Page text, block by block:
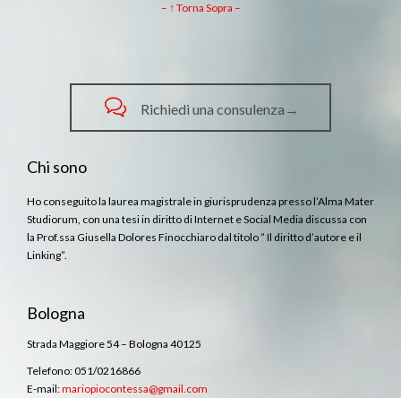
– ↑ Torna Sopra –
 Richiedi una consulenza→
Chi sono
Ho conseguito la laurea magistrale in giurisprudenza presso l’Alma Mater
Studiorum, con una tesi in diritto di Internet e Social Media discussa con
la Prof.ssa Giusella Dolores Finocchiaro dal titolo ” Il diritto d’autore e il
Linking”.
Bologna
Strada Maggiore 54 – Bologna 40125
Telefono: 051/0216866
E-mail:mariopiocontessa@gmail.com